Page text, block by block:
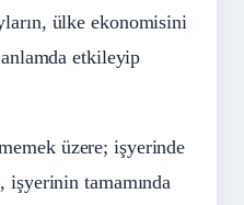
ülke ekonomisini
etkileyip
üzere; işyerinde
işyerinin tamamında